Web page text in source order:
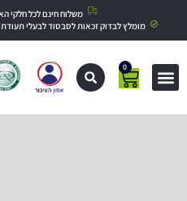
משלוח חינם לכל חלקי הארץ
מומלץ לבדוק זכאות לסבסוד לבעלי תעודת עיוור /
0